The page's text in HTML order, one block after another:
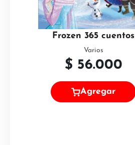
Frozen 365 cuentos
Varios
$ 56.000
Agregar